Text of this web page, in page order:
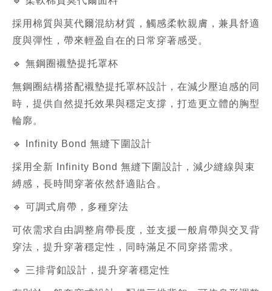
採用棉質與莫代爾混紡材質，觸感柔軟親膚，兼具舒適
度與彈性，帶來輕盈自在的日常穿著感受。
🔹 無鋼圈襯墊提托罩杯
無鋼圈結構搭配襯墊提托罩杯設計，在減少壓迫感的同
時，提供自然提托效果與穩定支撐，打造更立體的胸型
輪廓。
🔹 Infinity Bond 無縫下圍設計
採用全新 Infinity Bond 無縫下圍設計，減少縫線與束
縛感，長時間穿著依然舒適貼合。
🔹 可調式肩帶，多種穿法
可依需求自由調整肩帶長度，並支援一般肩帶與交叉背
穿法，提升穿著穩定性，同時滿足不同穿搭需求。
🔹 三排背釦設計，提升穿著穩定性